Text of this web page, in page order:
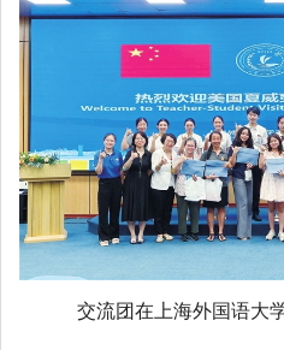
交流团在上海外国语大